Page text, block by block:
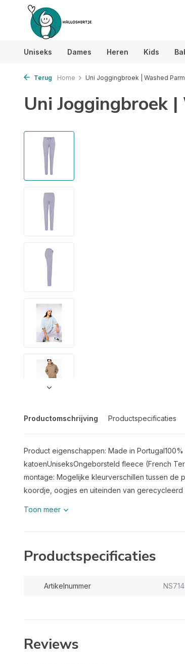
Uniseks Dames Heren Kids
Terug Home Uni Joggingbroek | Washed
Uni Joggingbroek
Productomschrijving Productspecificaties
Product eigenschappen: Made in
katoenUniseksOngeborsteld fleece (French
montage: Mogelijke kleurverschillen tussen de
koordje, oogjes en uiteinden van gerecycleerd
Toon meer
Productspecificaties
Artikelnummer
Reviews